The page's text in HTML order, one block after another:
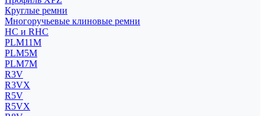
Круглые ремни
Многоручьевые клиновые ремни
HC и RHC
PLM11M
PLM5M
PLM7M
R3V
R3VX
R5V
R5VX